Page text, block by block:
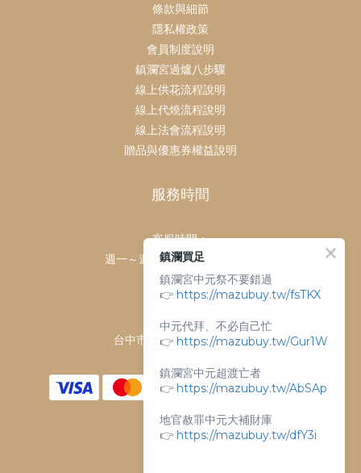
條款與細節
隱私權政策
會員制度說明
鎮瀾宮過爐八步驟
線上供花流程說明
線上代燒流程說明
線上法會流程說明
贈品與優惠券權益說明
服務時間
客服時間：
週一～週日 上午9點～下午6點
客服電話：
04-26763688
門市地址：
台中市大甲區順天路238號
鎮瀾買足
鎮瀾宮中元祭不要錯過
👉 https://mazubuy.tw/fsTKX
中元代拜、不必自己忙
👉 https://mazubuy.tw/Gur1W
鎮瀾宮中元超渡亡者
👉 https://mazubuy.tw/AbSAp
地官赦罪中元大補財庫
👉 https://mazubuy.tw/dfY3i